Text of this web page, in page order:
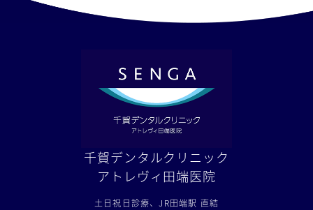
千賀デンタルクリニック
アトレヴィ田端医院
土日祝日診療、JR田端駅 直結